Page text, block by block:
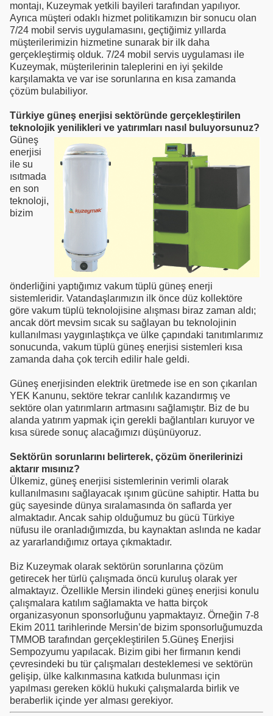
montajı, Kuzeymak yetkili bayileri tarafından yapılıyor.
Ayrıca müşteri odaklı hizmet politikamızın bir sonucu olan
7/24 mobil servis uygulamasını, geçtiğimiz yıllarda
müşterilerimizin hizmetine sunarak bir ilk daha
gerçekleştirmiş olduk. 7/24 mobil servis uygulaması ile
Kuzeymak, müşterilerinin taleplerini en iyi şekilde
karşılamakta ve var ise sorunlarına en kısa zamanda
çözüm bulabiliyor.
Türkiye güneş enerjisi sektöründe gerçekleştirilen
teknolojik yenilikleri ve yatırımları nasıl buluyorsunuz?
Güneş
enerjisi
ile su
ısıtmada
en son
teknoloji,
bizim
önderliğini yaptığımız vakum tüplü güneş enerji
sistemleridir. Vatandaşlarımızın ilk önce düz kollektöre
göre vakum tüplü teknolojisine alışması biraz zaman aldı;
ancak dört mevsim sıcak su sağlayan bu teknolojinin
kullanılması yaygınlaştıkça ve ülke çapındaki tanıtımlarımız
sonucunda, vakum tüplü güneş enerjisi sistemleri kısa
zamanda daha çok tercih edilir hale geldi.
Güneş enerjisinden elektrik üretmede ise en son çıkarılan
YEK Kanunu, sektöre tekrar canlılık kazandırmış ve
sektöre olan yatırımların artmasını sağlamıştır. Biz de bu
alanda yatırım yapmak için gerekli bağlantıları kuruyor ve
kısa sürede sonuç alacağımızı düşünüyoruz.
Sektörün sorunlarını belirterek, çözüm önerilerinizi
aktarır mısınız?
Ülkemiz, güneş enerjisi sistemlerinin verimli olarak
kullanılmasını sağlayacak ışınım gücüne sahiptir. Hatta bu
güç sayesinde dünya sıralamasında ön saflarda yer
almaktadır. Ancak sahip olduğumuz bu gücü Türkiye
nüfusu ile oranladığımızda, bu kaynaktan aslında ne kadar
az yararlandığımız ortaya çıkmaktadır.
Biz Kuzeymak olarak sektörün sorunlarına çözüm
getirecek her türlü çalışmada öncü kuruluş olarak yer
almaktayız. Özellikle Mersin ilindeki güneş enerjisi konulu
çalışmalara katılım sağlamakta ve hatta birçok
organizasyonun sponsorluğunu yapmaktayız. Örneğin 7-8
Ekim 2011 tarihlerinde Mersin’de bizim sponsorluğumuzda
TMMOB tarafından gerçekleştirilen 5.Güneş Enerjisi
Sempozyumu yapılacak. Bizim gibi her firmanın kendi
çevresindeki bu tür çalışmaları desteklemesi ve sektörün
gelişip, ülke kalkınmasına katkıda bulunması için
yapılması gereken köklü hukuki çalışmalarda birlik ve
beraberlik içinde yer alması gerekiyor.